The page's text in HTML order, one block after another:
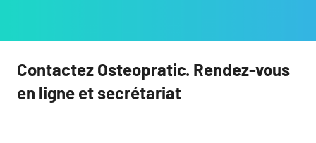
Contactez Osteopratic. Rendez-vous
en ligne et secrétariat